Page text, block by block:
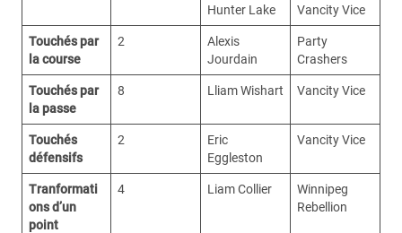
Hunter Lake
Vancity Vice
Touchés par
la course
2
Alexis
Jourdain
Party
Crashers
Touchés par
la passe
8 Lliam Wishart Vancity Vice
Touchés
défensifs
2
Eric
Eggleston
Vancity Vice
Tranformati
ons d’un
point
4 Liam Collier
Winnipeg
Rebellion